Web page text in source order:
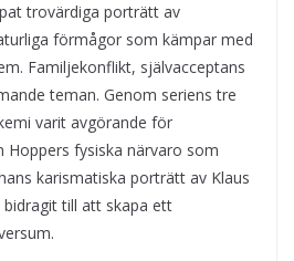
trovärdiga porträtt av
förmågor som kämpar med
Familjekonflikt, självacceptans
teman. Genom seriens tre
varit avgörande för
Hoppers fysiska närvaro som
karismatiska porträtt av Klaus
till att skapa ett